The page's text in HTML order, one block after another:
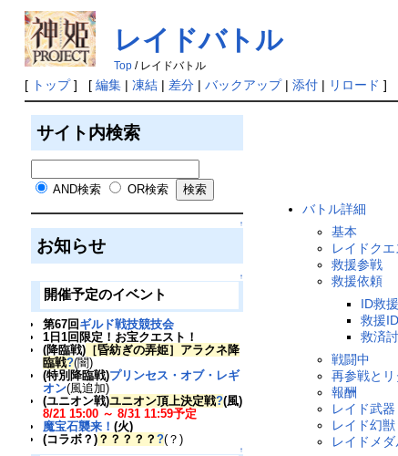
レイドバトル
Top/ レイドバトル
[ トップ] [ 編集| 凍結| 差分| バックアップ| 添付| リロード ]
サイト内検索
AND検索 OR検索
↑
お知らせ
↑
開催予定のイベント
第67回 ギルド戦技競技会
1日1回限定！お宝クエスト！
(降臨戦)［昏紡ぎの弄姫］アラクネ降
臨戦?(闇)
(特別降臨戦)プリンセス・オブ・レギ
オン(風追加)
(ユニオン戦)ユニオン頂上決定戦?(風)
8/21 15:00 ～ 8/31 11:59予定
魔宝石襲来！ (火)
(コラボ？)？？？？？ ?(？)
↑
バトル詳細
基本
レイドクエ
救援参戦
救援依頼
ID救
救援
救済
戦闘中
再参戦とリ
報酬
レイド武器
レイド幻獣
レイドメダ